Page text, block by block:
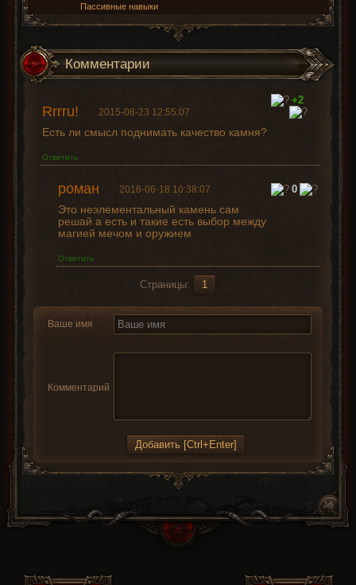
Пассивные навыки
Комментарии
Rrrru! 2015-08-23 12:55:07
Есть ли смысл поднимать качество камня?
Ответить
+2
роман 2016-06-18 10:38:07
Это неэлементальный камень сам
решай а есть и такие есть выбор между
магией мечом и оружием
Ответить
0
Страницы: 1
Ваше имя
Комментарий